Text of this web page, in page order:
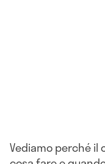
Vediamo perché il